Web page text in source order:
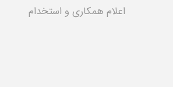
اعلام همکاری و استخدام